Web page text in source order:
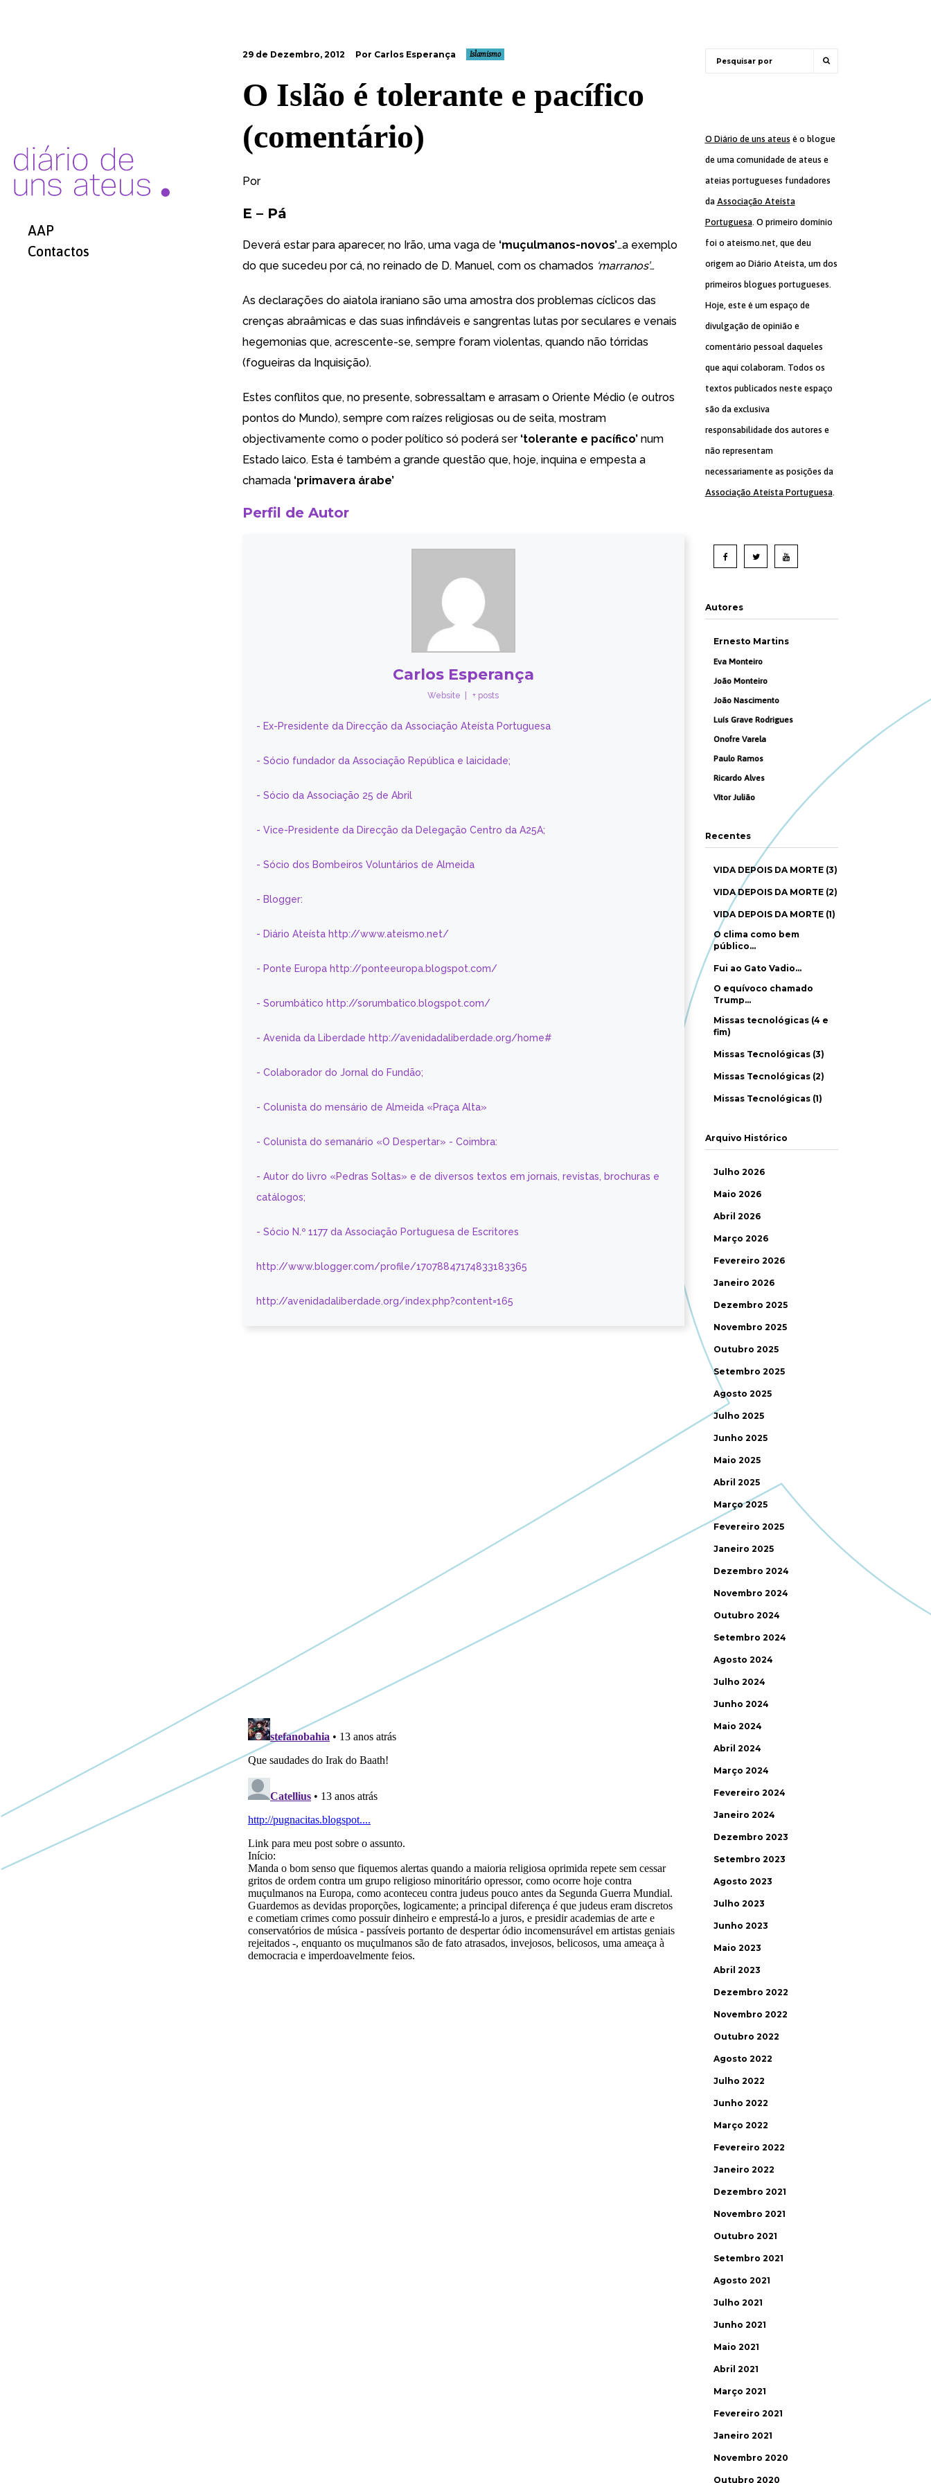
AAP
Contactos
29 de Dezembro, 2012 Por Carlos Esperança Islamismo
O Islão é tolerante e pacífico
(comentário)
Por
E – Pá
Deverá estar para aparecer, no Irão, uma vaga de ‘muçulmanos-novos’…a exemplo
do que sucedeu por cá, no reinado de D. Manuel, com os chamados ‘marranos’…
As declarações do aiatola iraniano são uma amostra dos problemas cíclicos das
crenças abraâmicas e das suas infindáveis e sangrentas lutas por seculares e venais
hegemonias que, acrescente-se, sempre foram violentas, quando não tórridas
(fogueiras da Inquisição).
Estes conflitos que, no presente, sobressaltam e arrasam o Oriente Médio (e outros
pontos do Mundo), sempre com raízes religiosas ou de seita, mostram
objectivamente como o poder político só poderá ser ‘tolerante e pacífico’ num
Estado laico. Esta é também a grande questão que, hoje, inquina e empesta a
chamada ‘primavera árabe’
Perfil de Autor
Carlos Esperança
Website + posts
- Ex-Presidente da Direcção da Associação Ateísta Portuguesa
- Sócio fundador da Associação República e laicidade;
- Sócio da Associação 25 de Abril
- Vice-Presidente da Direcção da Delegação Centro da A25A;
- Sócio dos Bombeiros Voluntários de Almeida
- Blogger:
- Diário Ateísta http://www.ateismo.net/
- Ponte Europa http://ponteeuropa.blogspot.com/
- Sorumbático http://sorumbatico.blogspot.com/
- Avenida da Liberdade http://avenidadaliberdade.org/home#
- Colaborador do Jornal do Fundão;
- Colunista do mensário de Almeida «Praça Alta»
- Colunista do semanário «O Despertar» - Coimbra:
- Autor do livro «Pedras Soltas» e de diversos textos em jornais, revistas, brochuras e
catálogos;
- Sócio N.º 1177 da Associação Portuguesa de Escritores
http://www.blogger.com/profile/17078847174833183365
http://avenidadaliberdade.org/index.php?content=165
O Diário de uns ateus é o blogue
de uma comunidade de ateus e
ateias portugueses fundadores
da Associação Ateísta
Portuguesa. O primeiro domínio
foi o ateismo.net, que deu
origem ao Diário Ateísta, um dos
primeiros blogues portugueses.
Hoje, este é um espaço de
divulgação de opinião e
comentário pessoal daqueles
que aqui colaboram. Todos os
textos publicados neste espaço
são da exclusiva
responsabilidade dos autores e
não representam
necessariamente as posições da
Associação Ateísta Portuguesa.
Autores
Ernesto Martins
Eva Monteiro
João Monteiro
João Nascimento
Luís Grave Rodrigues
Onofre Varela
Paulo Ramos
Ricardo Alves
Vítor Julião
Recentes
VIDA DEPOIS DA MORTE (3)
VIDA DEPOIS DA MORTE (2)
VIDA DEPOIS DA MORTE (1)
O clima como bem
público…
Fui ao Gato Vadio…
O equívoco chamado
Trump…
Missas tecnológicas (4 e
fim)
Missas Tecnológicas (3)
Missas Tecnológicas (2)
Missas Tecnológicas (1)
Arquivo Histórico
Julho 2026
Maio 2026
Abril 2026
Março 2026
Fevereiro 2026
Janeiro 2026
Dezembro 2025
Novembro 2025
Outubro 2025
Setembro 2025
Agosto 2025
Julho 2025
Junho 2025
Maio 2025
Abril 2025
Março 2025
Fevereiro 2025
Janeiro 2025
Dezembro 2024
Novembro 2024
Outubro 2024
Setembro 2024
Agosto 2024
Julho 2024
Junho 2024
Maio 2024
Abril 2024
Março 2024
Fevereiro 2024
Janeiro 2024
Dezembro 2023
Setembro 2023
Agosto 2023
Julho 2023
Junho 2023
Maio 2023
Abril 2023
Dezembro 2022
Novembro 2022
Outubro 2022
Agosto 2022
Julho 2022
Junho 2022
Março 2022
Fevereiro 2022
Janeiro 2022
Dezembro 2021
Novembro 2021
Outubro 2021
Setembro 2021
Agosto 2021
Julho 2021
Junho 2021
Maio 2021
Abril 2021
Março 2021
Fevereiro 2021
Janeiro 2021
Novembro 2020
Outubro 2020